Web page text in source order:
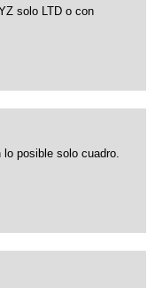
solo LTD o con
lo posible solo cuadro.